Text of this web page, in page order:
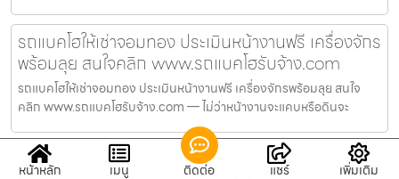
รถแบคโฮให้เช่าจอมทอง ประเมินหน้างานฟรี เครื่องจักร
พร้อมลุย สนใจคลิก www.รถแบคโฮรับจ้าง.com
รถแบคโฮให้เช่าจอมทอง ประเมินหน้างานฟรี เครื่องจักรพร้อมลุย สนใจ
คลิก www.รถแบคโฮรับจ้าง.com — ไม่ว่าหน้างานจะแคบหรือดินจะ
รถแม็คโครปรับหน้าดินพญาไท เคลียร์พื้นที่รวดเร็ว
หน้าหลัก เมนู ติดต่อ แชร์ เพิ่มเติม